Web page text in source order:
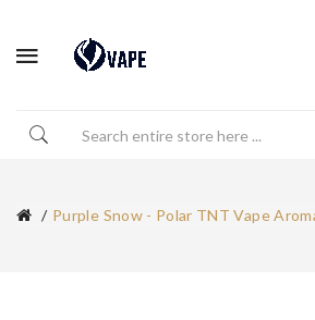
Purple Snow - Polar TNT Vape